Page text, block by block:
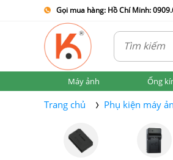
Gọi mua hàng: Hồ Chí Minh:
Máy ảnh Ống
Trang chủ Phụ kiện máy